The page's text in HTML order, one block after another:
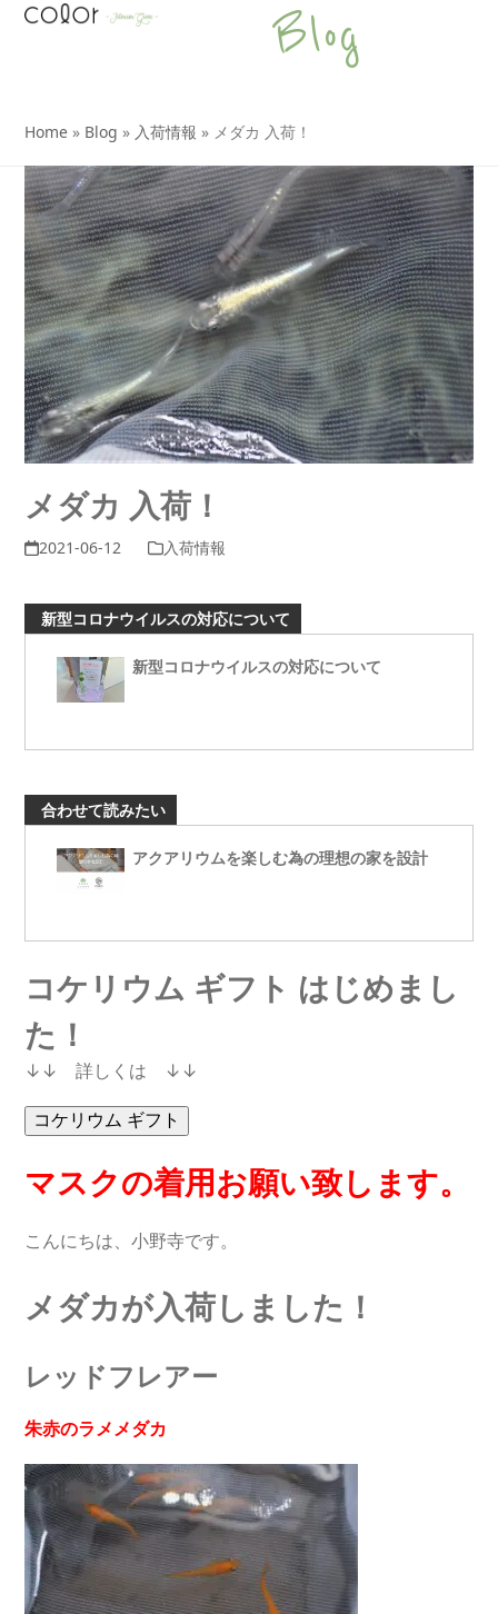
SkipOpen
Close
Blog
Home » Blog » 入荷情報 » メダカ 入荷！
メダカ 入荷！
2021-06-12 入荷情報
新型コロナウイルスの対応について
新型コロナウイルスの対応について
合わせて読みたい
アクアリウムを楽しむ為の理想の家を設計
コケリウム ギフト はじめまし
た！
↓↓ 詳しくは ↓↓
マスクの着用お願い致します。
こんにちは、小野寺です。
メダカが入荷しました！
レッドフレアー
朱赤のラメメダカ